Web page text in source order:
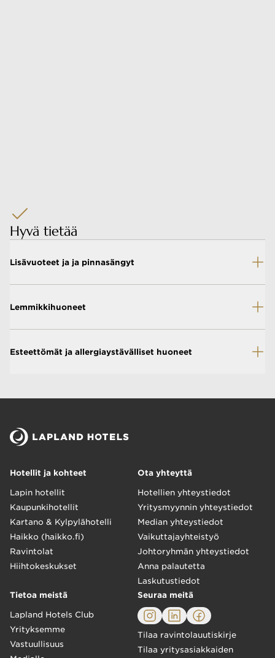
Hyvä tietää
Lisävuoteet ja ja pinnasängyt
Lemmikkihuoneet
Esteettömät ja allergiaystävälliset huoneet
Hotellit ja kohteet
Lapin hotellit
Kaupunkihotellit
Kartano & Kylpylähotelli
Haikko (haikko.fi)
Ravintolat
Hiihtokeskukset
Ota yhteyttä
Hotellien yhteystiedot
Yritysmyynnin yhteystiedot
Median yhteystiedot
Vaikuttajayhteistyö
Johtoryhmän yhteystiedot
Anna palautetta
Laskutustiedot
Tietoa meistä
Lapland Hotels Club
Yrityksemme
Vastuullisuus
Seuraa meitä
Tilaa ravintolauutiskirje
Tilaa yritysasiakkaiden